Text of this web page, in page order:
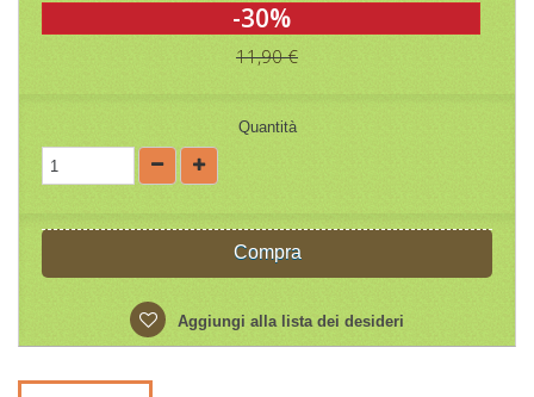
-30%
11,90 €
Quantità
Compra
Aggiungi alla lista dei desideri